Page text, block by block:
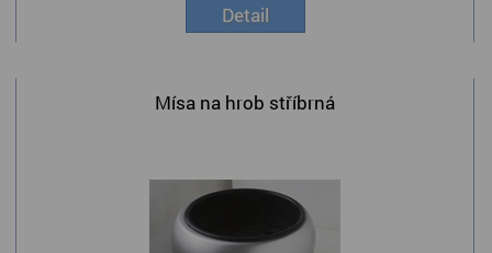
Detail
Mísa na hrob stříbrná